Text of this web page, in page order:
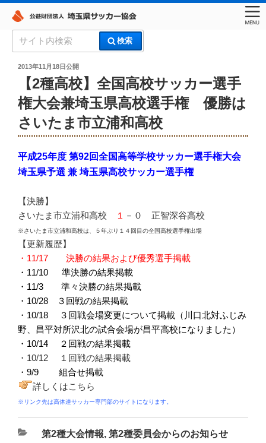
索:
検索
埼玉県サッカー協会
投
2013年11月18日公開
【2種高校】全国高校サッカー選手
権大会兼埼玉県高校選手権 優勝は
さいたま市立浦和高校
平成25年度 第92回全国高等学校サッカー選手権大会
埼玉県予選 兼 埼玉県高校サッカー選手権
【決勝】
さいたま市立浦和高校
１ －０ 正智深谷高校
※さいたま市立浦和高校は、５年ぶり１４回目の全国高校選手権出場
【更新履歴】
・11/17 決勝の結果および優秀選手掲載
・11/10 準決勝の結果掲載
・11/3 準々決勝の結果掲載
・10/28 ３回戦の結果掲載
・10/18 ３回戦会場変更について掲載（川口北対ふじみ
野、昌平対所沢北の試合会場が昌平高校になりました）
・10/14 ２回戦の結果掲載
・10/12 １回戦の結果掲載
・9/9 組合せ掲載
詳しくはこちら
※リンク先は高体連サッカー専門部のサイトになります。
カ
第2種大会情報, 第2種委員会からのお知らせ